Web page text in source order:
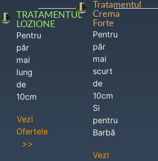
TRATAMENTUL
LOZIONE
Pentru
păr
mai
lung
de
10cm
Vezi
Ofertele
>>
Tratamentul
Crema
Forte
Pentru
păr
mai
scurt
de
10cm
Si
pentru
Barbă
Vezi